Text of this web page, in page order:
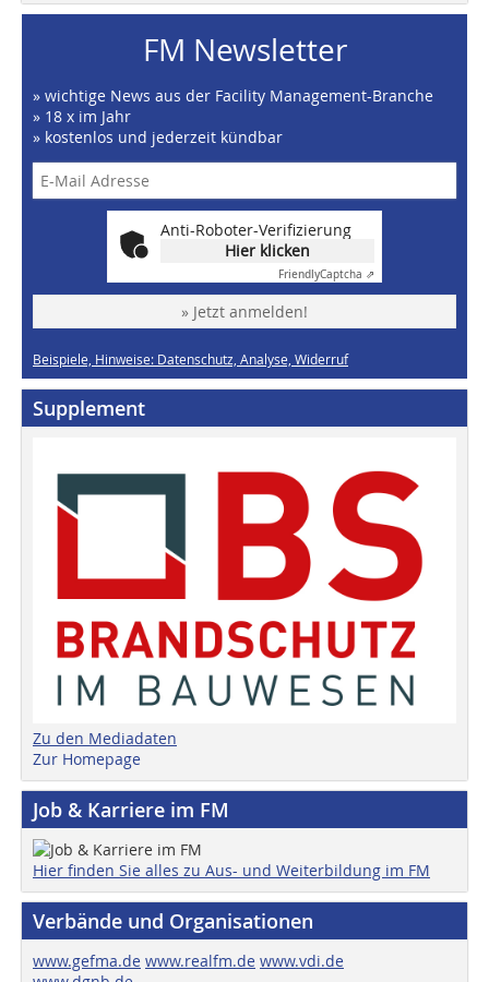
FM Newsletter
» wichtige News aus der Facility Management-Branche
» 18 x im Jahr
» kostenlos und jederzeit kündbar
Anti-Roboter-Verifizierung
Hier klicken
FriendlyCaptcha ⇗
» Jetzt anmelden!
Beispiele, Hinweise: Datenschutz, Analyse, Widerruf
Supplement
Zu den Mediadaten
Zur Homepage
Job & Karriere im FM
Hier finden Sie alles zu Aus- und Weiterbildung im FM
Verbände und Organisationen
www.gefma.de www.realfm.de www.vdi.de